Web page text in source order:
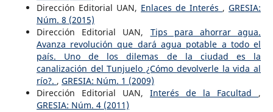
Dirección Editorial UAN, Enlaces de Interés ,GRESIA:
Núm. 8 (2015)
Dirección Editorial UAN, Tips para ahorrar agua.
Avanza revolución que dará agua potable a todo el
país. Uno de los dilemas de la ciudad es la
canalización del Tunjuelo ¿Cómo devolverle la vida al
río?. , GRESIA: Núm. 1 (2009)
Dirección Editorial UAN, Interés de la Facultad ,
GRESIA: Núm. 4 (2011)